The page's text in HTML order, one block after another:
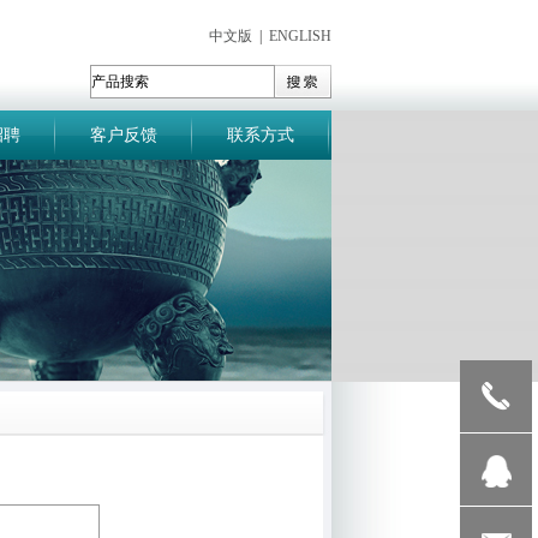
中文版 ENGLISH
聘 客户反馈 联系方式
0519-